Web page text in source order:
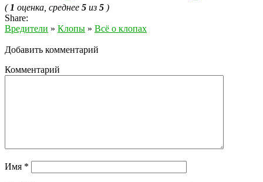
( 1 оценка, среднее 5 из 5 )
Share:
Вредители » Клопы » Всё о клопах
Добавить комментарий
Комментарий
Имя *